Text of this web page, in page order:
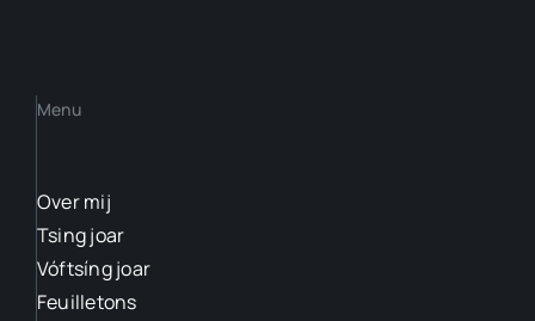
Menu
Over mij
Tsing joar
Vóftsíng joar
Feuilletons